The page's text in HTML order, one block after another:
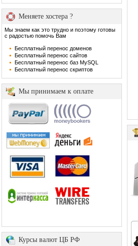
Меняете хостера ?
Мы знаем как это трудно и поэтому готовы
с радостью помочь Вам
Бесплатный перенос доменов
Бесплатный перенос сайтов
Бесплатный перенос баз MySQL
Бесплатный перенос скриптов
Мы принимаем к оплате
Курсы валют ЦБ РФ